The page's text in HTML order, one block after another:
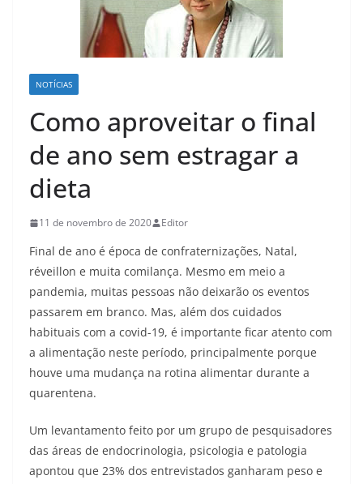
NOTÍCIAS
Como aproveitar o final
de ano sem estragar a
dieta
11 de novembro de 2020 Editor
Final de ano é época de confraternizações, Natal,
réveillon e muita comilança. Mesmo em meio a
pandemia, muitas pessoas não deixarão os eventos
passarem em branco. Mas, além dos cuidados
habituais com a covid-19, é importante ficar atento com
a alimentação neste período, principalmente porque
houve uma mudança na rotina alimentar durante a
quarentena.
Um levantamento feito por um grupo de pesquisadores
das áreas de endocrinologia, psicologia e patologia
apontou que 23% dos entrevistados ganharam peso e